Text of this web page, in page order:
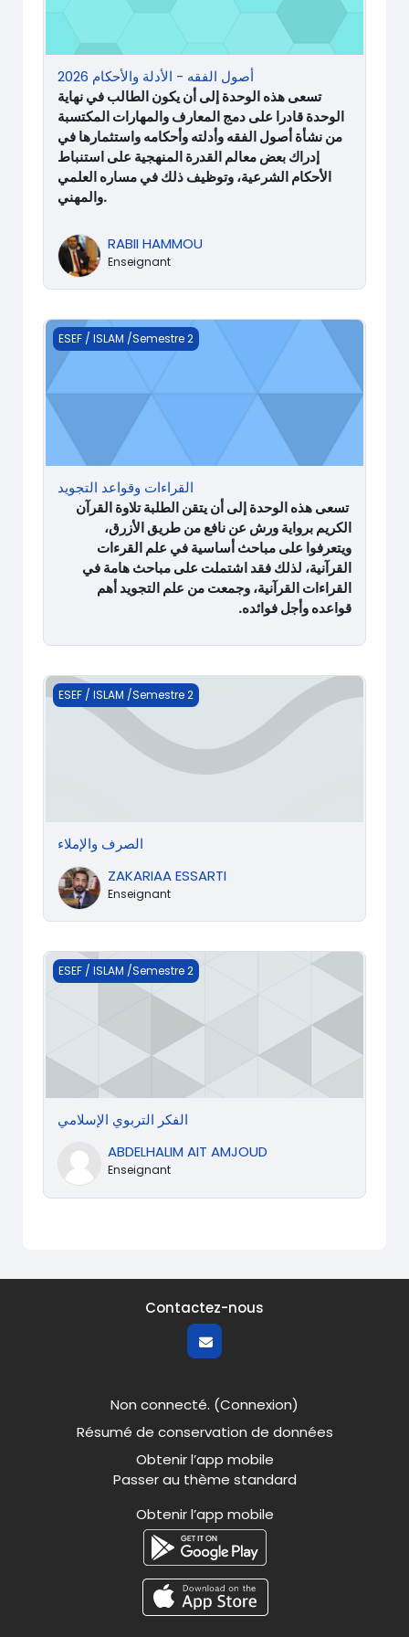
أصول الفقه - الأدلة والأحكام 2026
تسعى هذه الوحدة إلى أن يكون الطالب في نهاية
الوحدة قادرا على دمج المعارف والمهارات المكتسبة
من نشأة أصول الفقه وأدلته وأحكامه واستثمارها في
إدراك بعض معالم القدرة المنهجية على استنباط
الأحكام الشرعية، وتوظيف ذلك في مساره العلمي
والمهني.
RABII HAMMOU
Enseignant
القراءات وقواعد التجويد
ESEF / ISLAM /Semestre 2
القراءات وقواعد التجويد
تسعى هذه الوحدة إلى أن يتقن الطلبة تلاوة القرآن
الكريم برواية ورش عن نافع من طريق الأزرق،
ويتعرفوا على مباحث أساسية في علم القرءات
القرآنية، لذلك فقداشتملت على مباحث هامة في
القراءات القرآنية، وجمعت من علم التجويد أهم
قواعده وأجل فوائده.
الصرف والإملاء
ESEF / ISLAM /Semestre 2
الصرف والإملاء
ZAKARIAA ESSARTI
Enseignant
الفكر التربوي الإسلامي
ESEF / ISLAM /Semestre 2
الفكر التربوي الإسلامي
ABDELHALIM AIT AMJOUD
Enseignant
Contactez-nous
Non connecté. (Connexion)
Résumé de conservation de données
Obtenir l’app mobile
Passer au thème standard
Obtenir l’app mobile